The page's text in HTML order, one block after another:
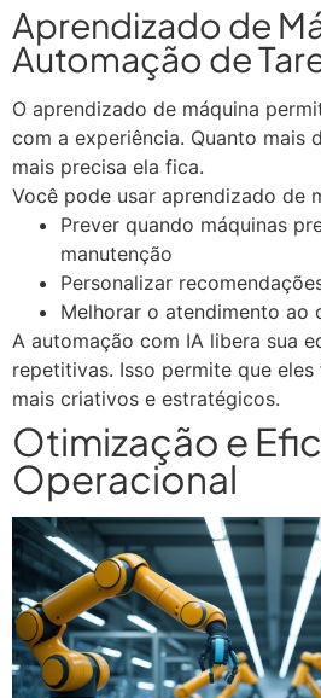
Aprendizado de
Automação de
O aprendizado de máquina
com a experiência. Quanto mais
mais precisa ela fica.
Você pode usar aprendizado de
Prever quando máquinas
manutenção
Personalizar
Melhorar o atendimento ao
A automação com IA libera sua
repetitivas. Isso permite que
mais criativos e estratégicos.
Otimização e
Operacional